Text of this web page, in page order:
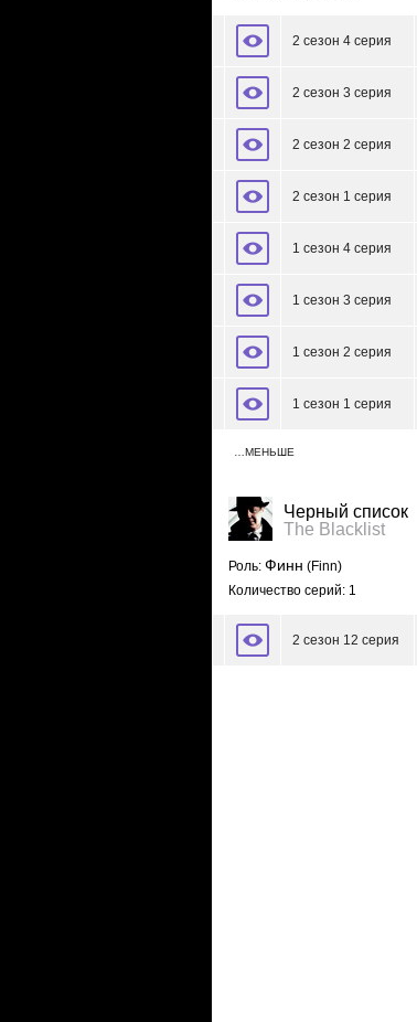
2 сезон 4 серия
2 сезон 3 серия
2 сезон 2 серия
2 сезон 1 серия
1 сезон 4 серия
1 сезон 3 серия
1 сезон 2 серия
1 сезон 1 серия
…МЕНЬШЕ
Черный список
The Blacklist
Роль: Финн (Finn)
Количество серий: 1
2 сезон 12 серия